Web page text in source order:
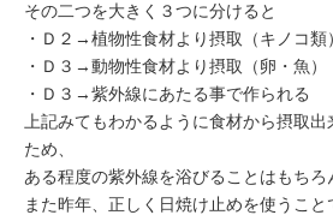
その二つを大きく３つに分けると
・Ｄ２→植物性食材より摂取（キノコ類）
・Ｄ３→動物性食材より摂取（卵・魚）
・Ｄ３→紫外線にあたる事で作られる
上記みてもわかるように食材から摂取
ため、
ある程度の紫外線を浴びることはもちろ
また昨年、正しく日焼け止めを使うこ